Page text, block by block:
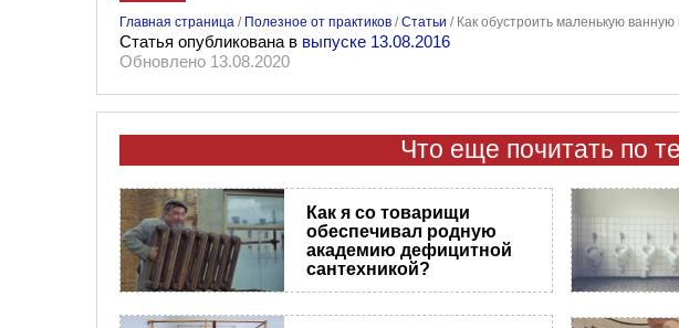
Главная страница / Полезное от практиков /Статьи / Как обустроить маленькую
Статья опубликована в выпуске 13.08.2016
Обновлено 13.08.2020
Что еще почитать по
Как я со товарищи
обеспечивал родную
академию дефицитной
сантехникой?